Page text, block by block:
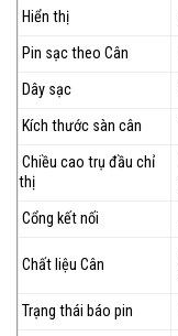
Hiển thị
Pin sạc theo Cân
Dây sạc
Kích thước sàn cân
Chiều cao trụ đầu chỉ
thị
Cổng kết nối
Chất liệu Cân
Trạng thái báo pin